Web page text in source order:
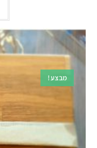
מבצע!